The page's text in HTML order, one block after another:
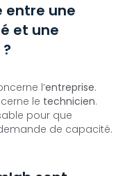
entre une
et une
l’entreprise.
le technicien.
pour que
de capacité.